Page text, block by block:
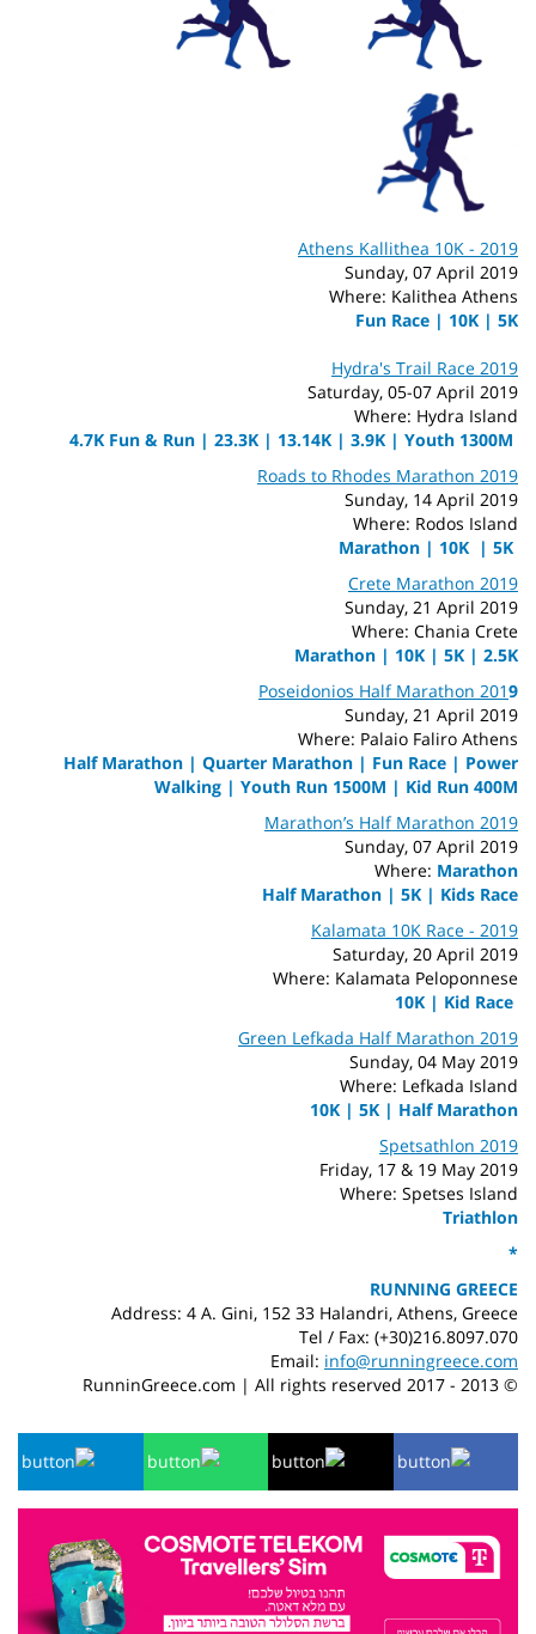
Athens Kallithea 10K - 2019
Sunday, 07 April 2019
Where: Kalithea Athens
Fun Race | 10K | 5K
Hydra's Trail Race 2019
Saturday, 05-07 April 2019
Where: Hydra Island
| 3.9K | Youth 1300M
Roads to Rhodes Marathon 2019
Sunday, 14 April 2019
Where: Rodos Island
Crete Marathon 2019
Sunday, 21 April 2019
Where: Chania Crete
Marathon | 10K | 5K | 2.5K
Poseidonios Half Marathon 2019
Sunday, 21 April 2019
Where: Palaio Faliro Athens
Half Marathon | Quarter Marathon | Fun Race | Power
Walking | Youth Run 1500M | Kid Run 400M
Marathon’s Half Marathon 2019
Sunday, 07 April 2019
Where: Marathon
Half Marathon | 5K | Kids Race
Kalamata 10K Race - 2019
Saturday, 20 April 2019
Where: Kalamata Peloponnese
Green Lefkada Half Marathon 2019
Sunday, 04 May 2019
Where: Lefkada Island
10K | 5K | Half Marathon
Spetsathlon 2019
Friday, 17 & 19 May 2019
Where: Spetses Island
Triathlon
*
RUNNING GREECE
Address: 4 A. Gini, 152 33 Halandri, Athens, Greece
Tel / Fax: (+30)216.8097.070
Email: info@runningreece.com
© 2013 - 2017 RunninGreece.com | All rights reserved